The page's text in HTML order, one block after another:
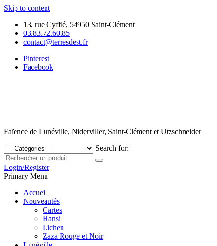
Skip to content
13, rue Cyfflé, 54950 Saint-Clément
03.83.72.60.85
contact@terresdest.fr
Pinterest
Facebook
Faïence de Lunéville, Niderviller, Saint-Clément et Utzschneider
Search for:
Login/Register
Primary Menu
Accueil
Nouveautés
Cartes
Hansi
Lichen
Zaza Rouge et Noir